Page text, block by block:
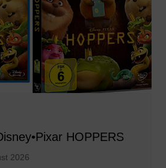
HOPPERS
2026